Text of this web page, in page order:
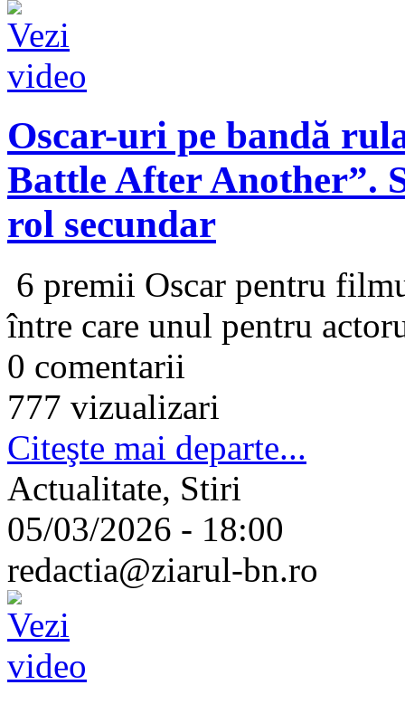
Oscar-uri pe bandă
Battle After Another”.
rol secundar
6 premii Oscar pentru
între care unul pentru
0 comentarii
777 vizualizari
Citeşte mai departe...
Actualitate, Stiri
05/03/2026 - 18:00
redactia@ziarul-bn.ro